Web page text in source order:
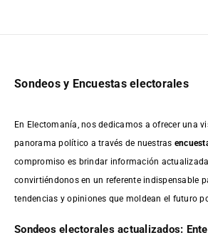
Sondeos y Encuestas electorales
En Electomanía, nos dedicamos a ofrecer una
panorama político a través de nuestras
compromiso es brindar información
convirtiéndonos en un referente indispensable
tendencias y opiniones que moldean el futuro
Sondeos electorales actualizados: